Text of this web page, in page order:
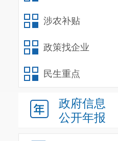
涉农补贴
政策找企业
民生重点
政府信息
公开年报